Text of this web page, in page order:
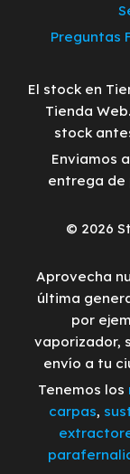
Preguntas
El stock en
Tienda
stock
Enviamos
entrega de
© 2026
Aprovecha
última
por
vaporizador,
envío a tu
Tenemos los
carpas,